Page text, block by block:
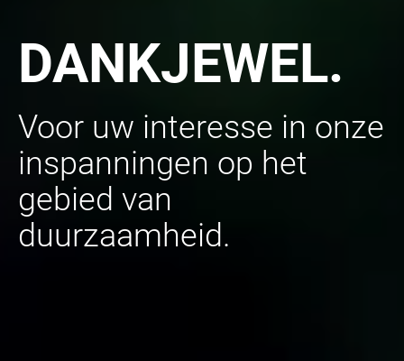
DANKJEWEL.
Voor uw interesse in onze
inspanningen op het
gebied van
duurzaamheid.